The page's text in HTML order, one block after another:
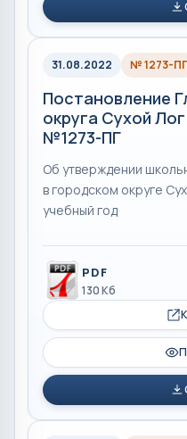
31.08.2022 № 1273-ПГ
Постановление
округа Сухой
№1273-ПГ
Об утверждении
в городском округе
учебный год
PDF
130 Кб